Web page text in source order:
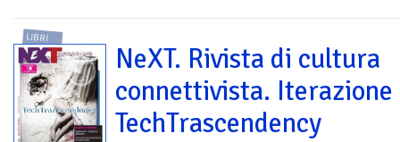
LIBRI
NeXT. Rivista di cultura
connettivista. Iterazione
TechTrascendency